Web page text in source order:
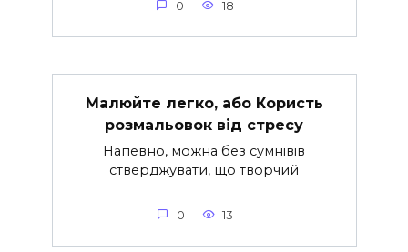
0 18
Малюйте легко, або Користь
розмальовок від стресу
Напевно, можна без сумнівів
стверджувати, що творчий
0 13